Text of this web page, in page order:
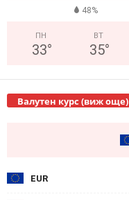
48%
ПН
33°
ВТ
35°
Валутен курс (виж още)
EUR